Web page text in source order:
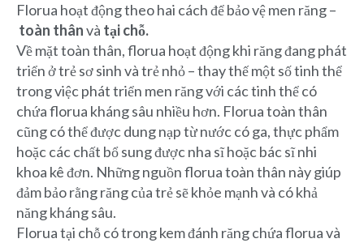
Florua hoạt động theo hai cách để bảo vệ men răng –
toàn thânvà tại chỗ.
Về mặt toàn thân, florua hoạt động khi răng đang phát
triển ở trẻ sơ sinh và trẻ nhỏ – thay thế một số tinh thể
trong việc phát triển men răng với các tinh thể có
chứa florua kháng sâu nhiều hơn. Florua toàn thân
cũng có thể được dung nạp từ nước có ga, thực phẩm
hoặc các chất bổ sung được nha sĩ hoặc bác sĩ nhi
khoa kê đơn. Những nguồn florua toàn thân này giúp
đảm bảo rằng răng của trẻ sẽ khỏe mạnh và có khả
năng kháng sâu.
Florua tại chỗ có trong kem đánh răng chứa florua và